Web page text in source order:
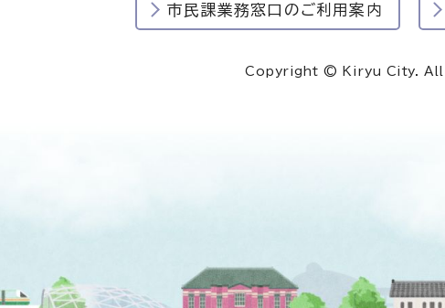
市民課業務窓口のご利用案内
Copyright © Kiryu City. All